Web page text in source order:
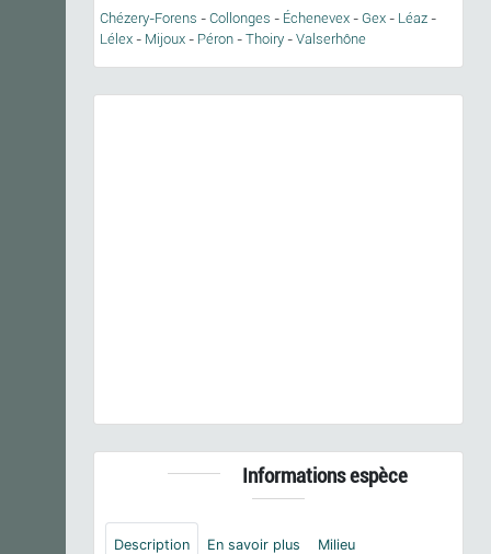
Chézery-Forens - Collonges - Échenevex - Gex - Léaz -
Lélex - Mijoux - Péron - Thoiry - Valserhône
Informations espèce
Description En savoir plus Milieu